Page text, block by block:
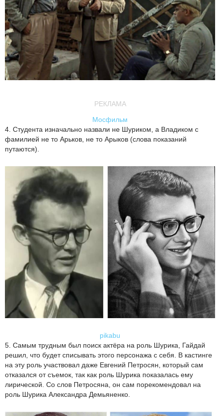
РЕКЛАМА
Мосфильм
4. Студента изначально назвали не Шуриком, а Владиком с
фамилией не то Арьков, не то Арыков (слова показаний
путаются).
pikabu
5. Самым трудным был поиск актёра на роль Шурика, Гайдай
решил, что будет списывать этого персонажа с себя. В кастинге
на эту роль участвовал даже Евгений Петросян, который сам
отказался от съемок, так как роль Шурика показалась ему
лирической. Со слов Петросяна, он сам порекомендовал на
роль Шурика Александра Демьяненко.